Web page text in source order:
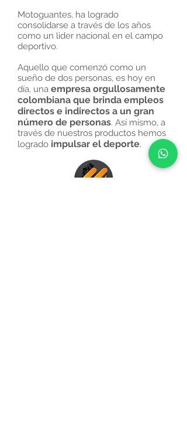
Motoguantes, ha logrado
consolidarse a través de los años
como un lider nacional en el campo
deportivo.
Aquello que comenzó como un
sueño de dos personas, es hoy en
día, una empresa orgullosamente
colombiana que brinda empleos
directos e indirectos a un gran
número de personas. Así mismo, a
través de nuestros productos hemos
logrado impulsar el deporte.